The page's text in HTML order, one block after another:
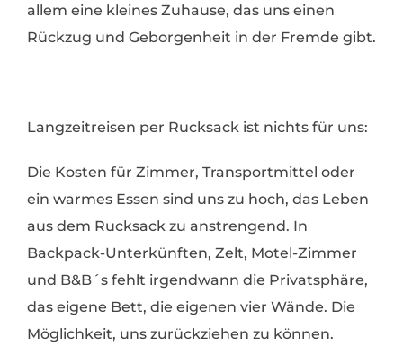
allem eine kleines Zuhause, das uns einen
Rückzug und Geborgenheit in der Fremde gibt.
Langzeitreisen per Rucksack ist nichts für uns:
Die Kosten für Zimmer, Transportmittel oder
ein warmes Essen sind uns zu hoch, das Leben
aus dem Rucksack zu anstrengend. In
Backpack-Unterkünften, Zelt, Motel-Zimmer
und B&B´s fehlt irgendwann die Privatsphäre,
das eigene Bett, die eigenen vier Wände. Die
Möglichkeit, uns zurückziehen zu können.